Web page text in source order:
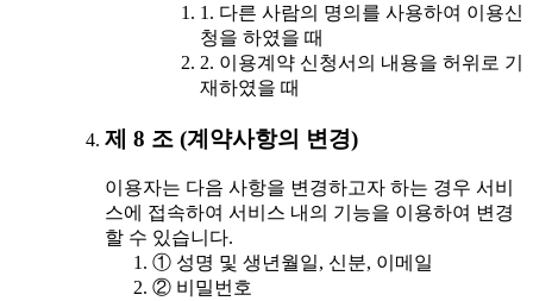
1. 다른 사람의 명의를 사용하여 이용신
청을 하였을 때
2. 이용계약 신청서의 내용을 허위로 기
재하였을 때
제 8 조 (계약사항의 변경)
이용자는 다음 사항을 변경하고자 하는 경우 서비
스에 접속하여 서비스 내의 기능을 이용하여 변경
할 수 있습니다.
① 성명 및 생년월일, 신분, 이메일
② 비밀번호